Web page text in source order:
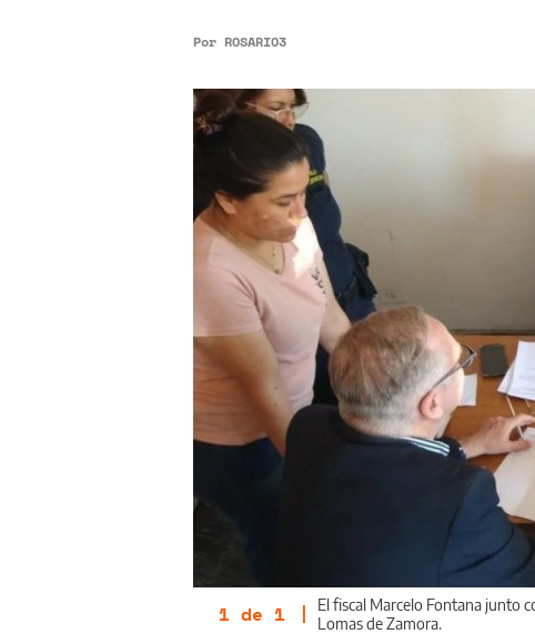
Por ROSARIO3
1 de 1 |
El fiscal Marcelo Fontana junto
Lomas de Zamora.